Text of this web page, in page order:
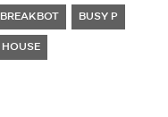
BREAKBOT BUSY P
HOUSE